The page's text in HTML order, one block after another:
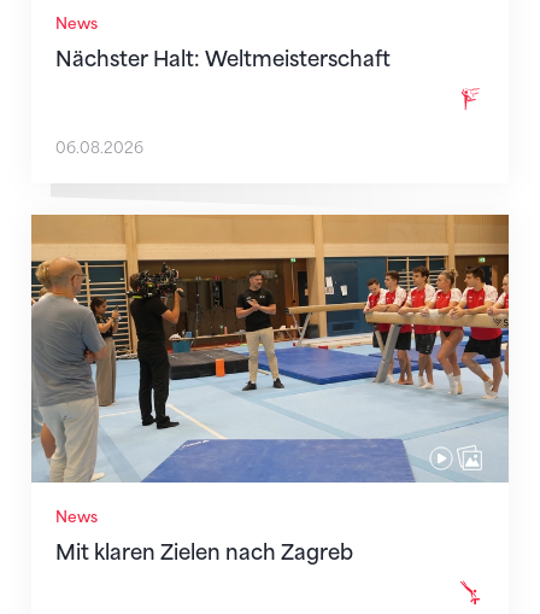
News
Nächster Halt: Weltmeisterschaft
06.08.2026
News
Mit klaren Zielen nach Zagreb
Mit klaren Zielen nach Zagreb